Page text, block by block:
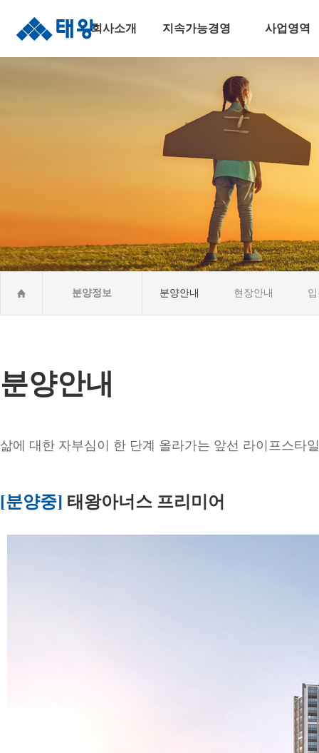
회사소개 지속가능경영
지속가능경영
안전보건경영
윤리준법경영
사회공헌활동CSR
사업영역
건축사업
산업&환경설비
해외건설사업
분양정보 분양안내 현장안내
분양안내
삶에 대한 자부심이 한 단계 올라가는 앞선 라이프스타
[분양중] 태왕아너스 프리미어